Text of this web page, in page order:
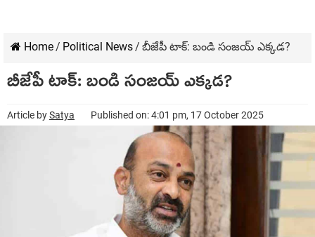
Home/ Political News/ బీజేపీ టాక్‌: బండి సంజ‌య్ ఎక్క‌డ‌?
బీజేపీ టాక్‌: బండి సంజ‌య్ ఎక్క‌డ‌?
Article bySatya Published on: 4:01 pm, 17 October 2025